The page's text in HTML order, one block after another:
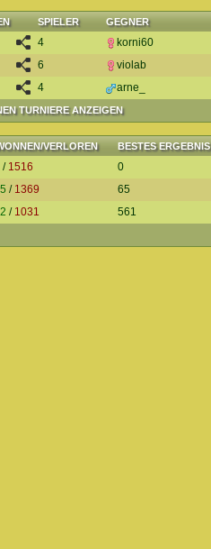
SPIELER GEGNER
TURNIERE ANZEIGEN
4
korni60
6
violab
4 arne_
VERLOREN BESTES ERGEBNIS
/ 1516
0
/ 1369
65
/ 1031 561